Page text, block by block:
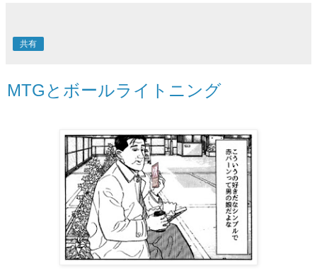
共有
MTGとボールライトニング